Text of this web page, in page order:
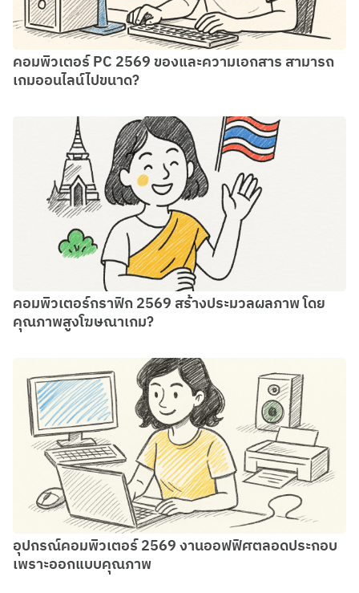
คอมพิวเตอร์ PC 2569 ของและความเอกสาร สามารถ
เกมออนไลน์ไปขนาด?
คอมพิวเตอร์กราฟิก 2569 สร้างประมวลผลภาพ โดย
คุณภาพสูงโฆษณาเกม?
อุปกรณ์คอมพิวเตอร์ 2569 งานออฟฟิศตลอดประกอบ
เพราะออกแบบคุณภาพ